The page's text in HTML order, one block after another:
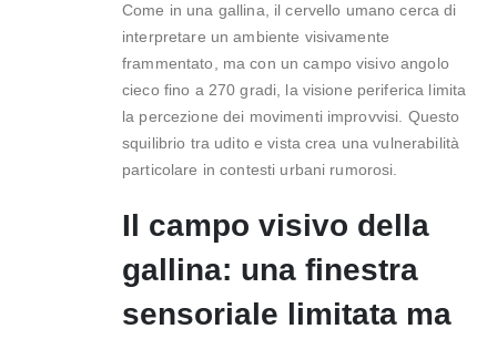
Come in una gallina, il cervello umano cerca di
interpretare un ambiente visivamente
frammentato, ma con un campo visivo angolo
cieco fino a 270 gradi, la visione periferica limita
la percezione dei movimenti improvvisi. Questo
squilibrio tra udito e vista crea una vulnerabilità
particolare in contesti urbani rumorosi.
Il campo visivo della
gallina: una finestra
sensoriale limitata ma